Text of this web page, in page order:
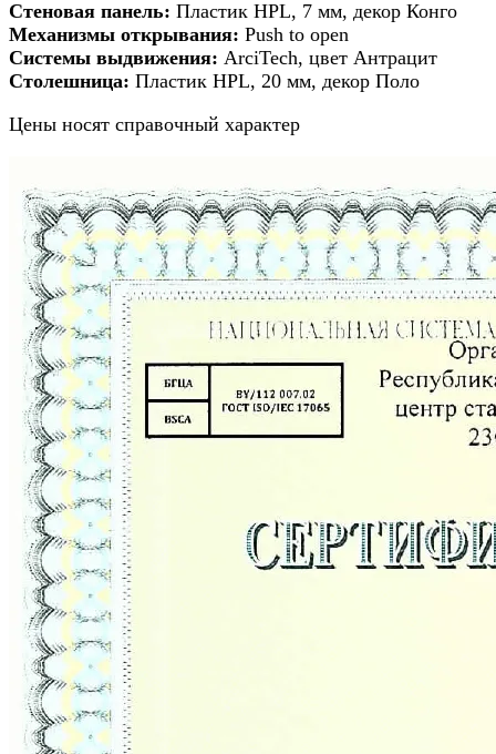
Стеновая панель: Пластик HPL, 7 мм, декор Конго
Механизмы открывания: Push to open
Системы выдвижения: ArciTech, цвет Антрацит
Столешница: Пластик HPL, 20 мм, декор Поло
Цены носят справочный характер